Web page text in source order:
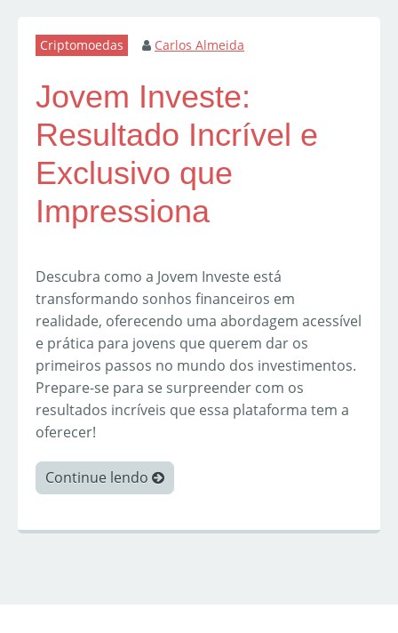
Criptomoedas Carlos Almeida
Jovem Investe:
Resultado Incrível e
Exclusivo que
Impressiona
Descubra como a Jovem Investe está
transformando sonhos financeiros em
realidade, oferecendo uma abordagem acessível
e prática para jovens que querem dar os
primeiros passos no mundo dos investimentos.
Prepare-se para se surpreender com os
resultados incríveis que essa plataforma tem a
oferecer!
Continue lendo